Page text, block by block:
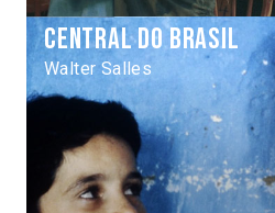
Central do Brasil
Walter Salles